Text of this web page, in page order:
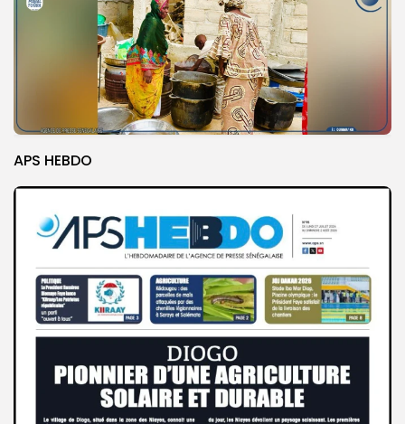
APS HEBDO